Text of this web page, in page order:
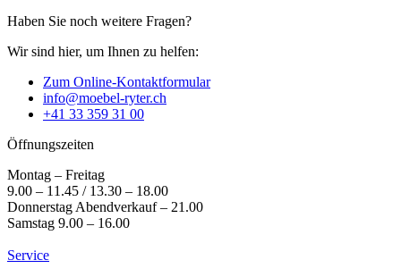
Haben Sie noch weitere Fragen?
Wir sind hier, um Ihnen zu helfen:
Zum Online-Kontaktformular
info@moebel-ryter.ch
+41 33 359 31 00
Öffnungszeiten
Montag – Freitag
9.00 – 11.45 / 13.30 – 18.00
Donnerstag Abendverkauf – 21.00
Samstag 9.00 – 16.00
Service